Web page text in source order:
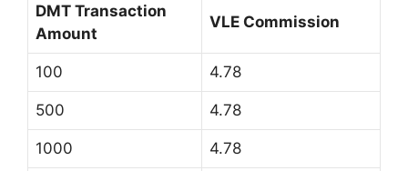
DMT Transaction
Amount
VLE Commission
100 4.78
500 4.78
1000 4.78